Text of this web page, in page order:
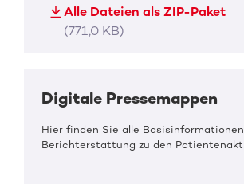
Alle Dateien als ZIP-Paket
(771,0 KB)
Digitale Pressemappen
Hier finden Sie alle
Berichterstattung zu den